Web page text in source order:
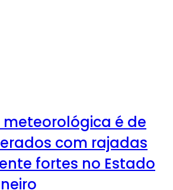
é de
com rajadas
fortes no Estado